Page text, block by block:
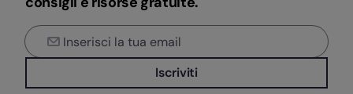
Iscriviti